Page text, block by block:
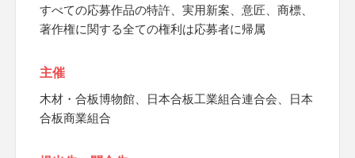
すべての応募作品の特許、実用新案、意匠、商標、
著作権に関する全ての権利は応募者に帰属
主催
木材・合板博物館、日本合板工業組合連合会、日本
合板商業組合